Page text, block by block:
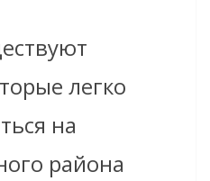
легко
на
района